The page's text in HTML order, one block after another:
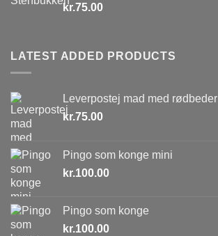
kr.75.00
LATEST ADDED PRODUCTS
Leverpostej mad med rødbeder
kr.75.00
Pingo som konge mini
kr.100.00
Pingo som konge
kr.100.00